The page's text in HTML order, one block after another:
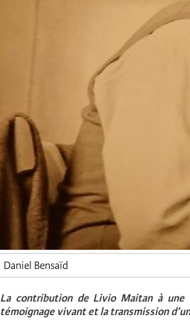
Daniel Bensaïd
La contribution de Livio Maitan à
témoignage vivant et la transmission